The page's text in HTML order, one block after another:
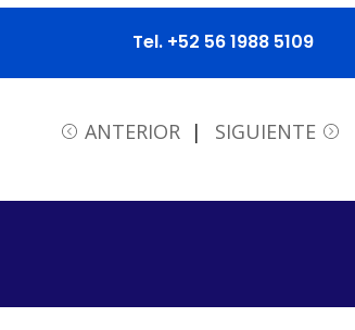
Tel. +52 56 1988 5109
ANTERIOR SIGUIENTE